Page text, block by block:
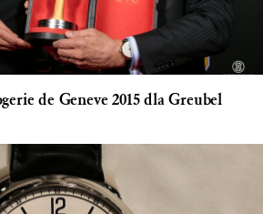
de Geneve 2015 dla Greubel